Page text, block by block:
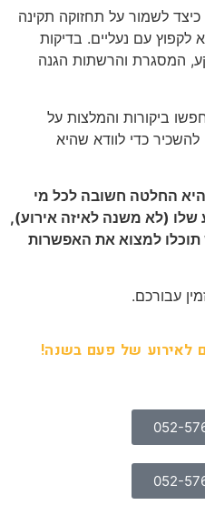
כיצד לשמור על תחזוקה תקינה
עם נעליים. בדיקות
המסגרת והרשתות הגנה
ביקורות והמלצות על
כדי לוודא שהיא
החלטה חשובה לכל מי
(לא משנה לאיזה אירוע),
תוכלו למצוא את האפשרות
עבורכם.
לאירוע של פעם בשנה!
052-
052-